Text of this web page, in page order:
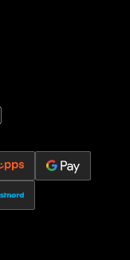
Strømmen